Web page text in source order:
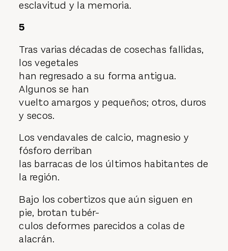
esclavitud y la memoria.
5
Tras varias décadas de cosechas fallidas,
los vegetales
han regresado a su forma antigua.
Algunos se han
vuelto amargos y pequeños; otros, duros
y secos.
Los vendavales de calcio, magnesio y
fósforo derriban
las barracas de los últimos habitantes de
la región.
Bajo los cobertizos que aún siguen en
pie, brotan tubér-
culos deformes parecidos a colas de
alacrán.